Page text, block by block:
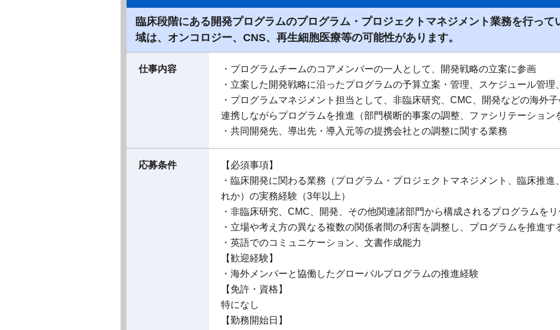
臨床段階にある開発プログラムのプログラム・プロジェクトマネジメント業務を行って
域は、オンコロジー、CNS、再生細胞医療等の可能性があります。
仕事内容
・プログラムチームのコアメンバーの一人として、開発戦略の立案に参画
・立案した開発戦略に沿ったプログラムの予算立案・管理、スケジュール管理
・プログラムマネジメント担当として、非臨床研究、CMC、開発などの海外
連携しながらプログラムを推進（部門横断的事案の調整、ファシリテーション
・共同開発先、導出先・導入元等の提携会社との調整に関する業務
応募条件
【必須事項】
・臨床開発に関わる業務（プログラム・プロジェクトマネジメント、臨床推
れか）の実務経験（3年以上）
・非臨床研究、CMC、開発、その他関連諸部門から構成されるプログラムを
・立場や考え方の異なる複数の関係者間の利害を調整し、プログラムを推進す
・英語でのコミュニケーション、文書作成能力
【歓迎経験】
・海外メンバーと協働したグローバルプログラムの推進経験
【免許・資格】
特になし
【勤務開始日】